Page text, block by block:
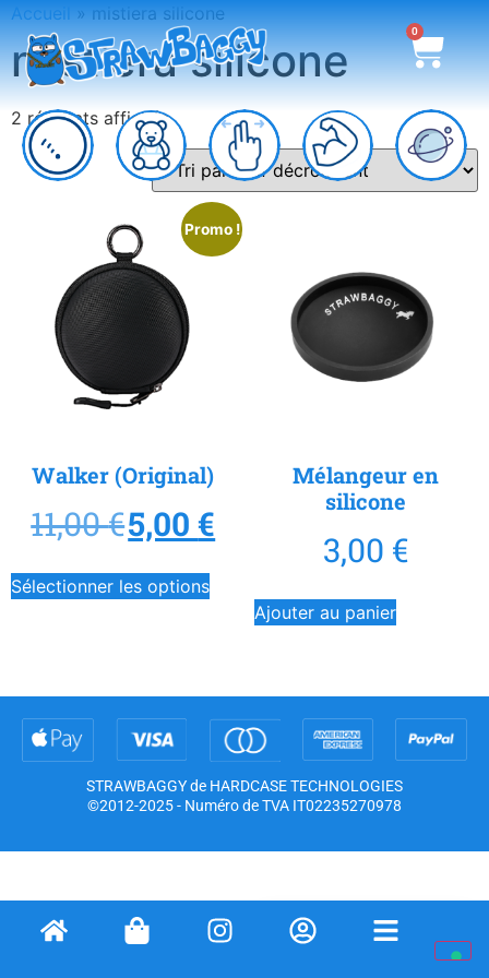
0
Accueil»mistiera silicone
mistiera silicone
2 résultats affichés
Promo !
Walker (Original)
11,00€5,00€
Sélectionner les options
Mélangeur en
silicone
3,00 €
Ajouter au panier
STRAWBAGGY de HARDCASE TECHNOLOGIES
©2012-2025 - Numéro de TVA IT02235270978
Avis lors de la collecte